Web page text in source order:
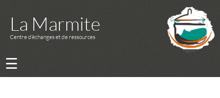
La Marmite
Centre d’échanges et de ressources
☰